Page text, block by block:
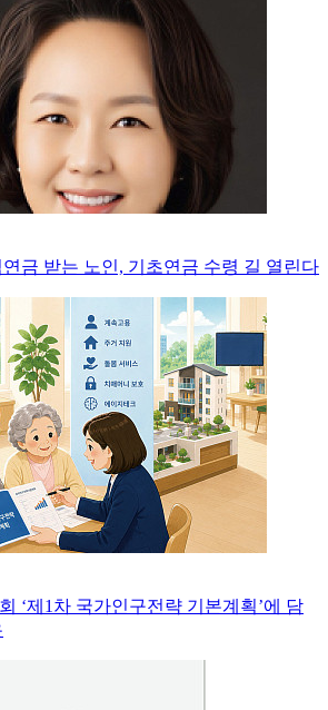
금 받는 노인, 기초연금 수령 길 열린다
‘제1차 국가인구전략 기본계획’에 담